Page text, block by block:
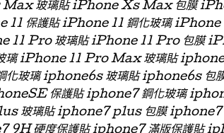
玻璃貼 iPhone Xs Max 包膜
11 保護貼 iPhone 11 鋼化玻璃
11 Pro 玻璃貼 iPhone 11 Pro 包膜
璃 iPhone 11 Pro Max 玻璃貼
玻璃 iphone6s 玻璃貼 iphone6s
保護貼 iphone7 鋼化玻璃
玻璃貼 iphone7 plus 包膜 iphone7
9H 硬度保護貼 iphone7 滿版保護貼